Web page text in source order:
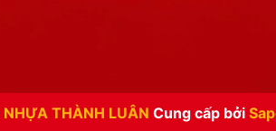
NHỰA THÀNH LUÂN Cung cấp bởi